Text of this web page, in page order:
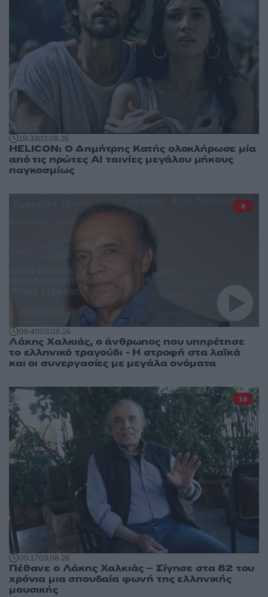
19:3303.08.26
HELICON: Ο Δημήτρης Κατής ολοκλήρωσε μία
από τις πρώτες AI ταινίες μεγάλου μήκους
παγκοσμίως
09:4003.08.26
Λάκης Χαλκιάς, ο άνθρωπος που υπηρέτησε
το ελληνικό τραγούδι - Η στροφή στα λαϊκά
και οι συνεργασίες με μεγάλα ονόματα
8
00:1703.08.26
Πέθανε ο Λάκης Χαλκιάς – Σίγησε στα 82 του
χρόνια μια σπουδαία φωνή της ελληνικής
μουσικής
18